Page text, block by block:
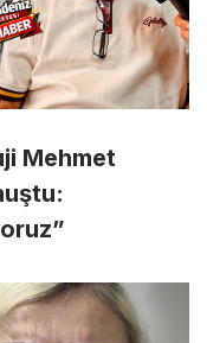
Mehmet